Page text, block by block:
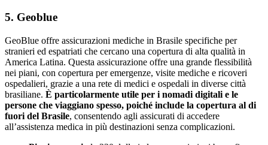
5. Geoblue
GeoBlue offre assicurazioni mediche in Brasile specifiche per
stranieri ed espatriati che cercano una copertura di alta qualità in
America Latina. Questa assicurazione offre una grande flessibilità
nei piani, con copertura per emergenze, visite mediche e ricoveri
ospedalieri, grazie a una rete di medici e ospedali in diverse città
brasiliane. È particolarmente utile per i nomadi digitali e le
persone che viaggiano spesso, poiché include la copertura al di
fuori del Brasile, consentendo agli assicurati di accedere
all’assistenza medica in più destinazioni senza complicazioni.